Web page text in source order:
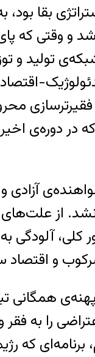
بقا
وقتی که
تولید و
دوره‌ی
از
آلودگی
و اقتصاد
همگانی
را به
که